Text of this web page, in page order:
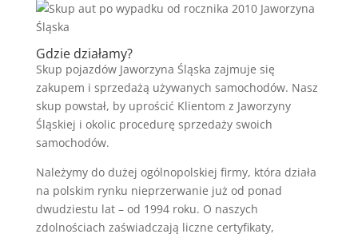
Gdzie działamy?
Skup pojazdów Jaworzyna Śląska zajmuje się
zakupem i sprzedażą używanych samochodów. Nasz
skup powstał, by uprościć Klientom z Jaworzyny
Śląskiej i okolic procedurę sprzedaży swoich
samochodów.
Należymy do dużej ogólnopolskiej firmy, która działa
na polskim rynku nieprzerwanie już od ponad
dwudziestu lat – od 1994 roku. O naszych
zdolnościach zaświadczają liczne certyfikaty,